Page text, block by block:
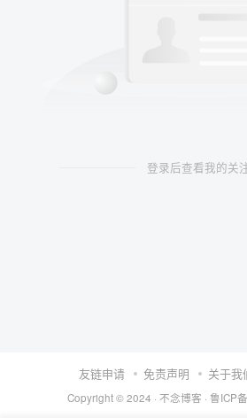
登录后查看我的关
友链申请 免责声明 关于我
Copyright © 2024 · 不念博客 · 鲁ICP